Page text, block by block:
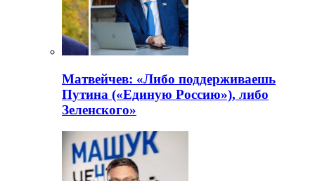
Матвейчев: «Либо поддерживаешь
Путина («Единую Россию»), либо
Зеленского»